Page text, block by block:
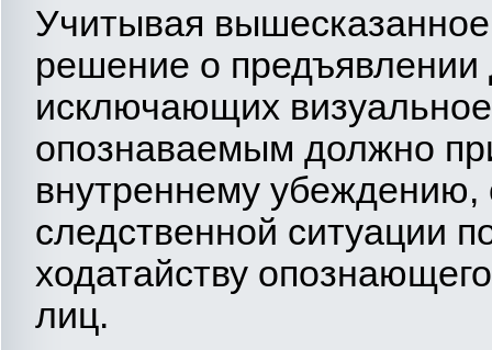
Учитывая
решение о
исключающих
опознаваемым должно
внутреннему убеждению,
следственной ситуации
ходатайству
лиц.